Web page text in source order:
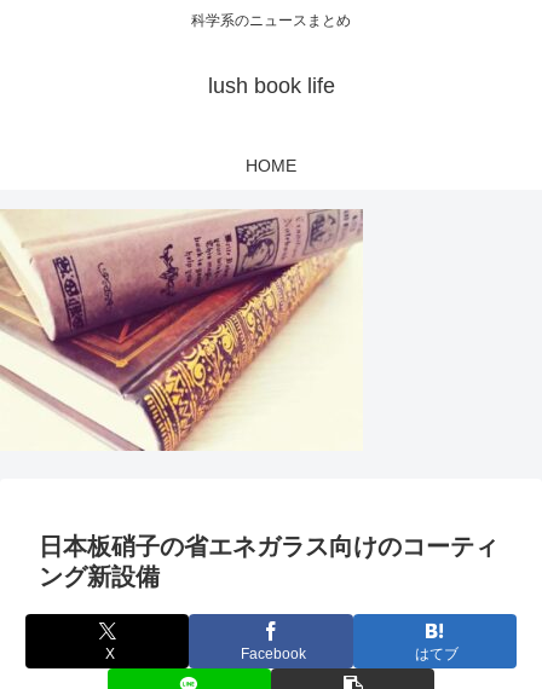
科学系のニュースまとめ
lush book life
HOME
日本板硝子の省エネガラス向けのコーティ
ング新設備
X Facebook はてブ